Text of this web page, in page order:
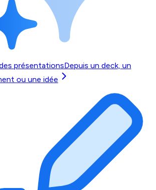
présentationsDepuis un deck, un
ou une idée